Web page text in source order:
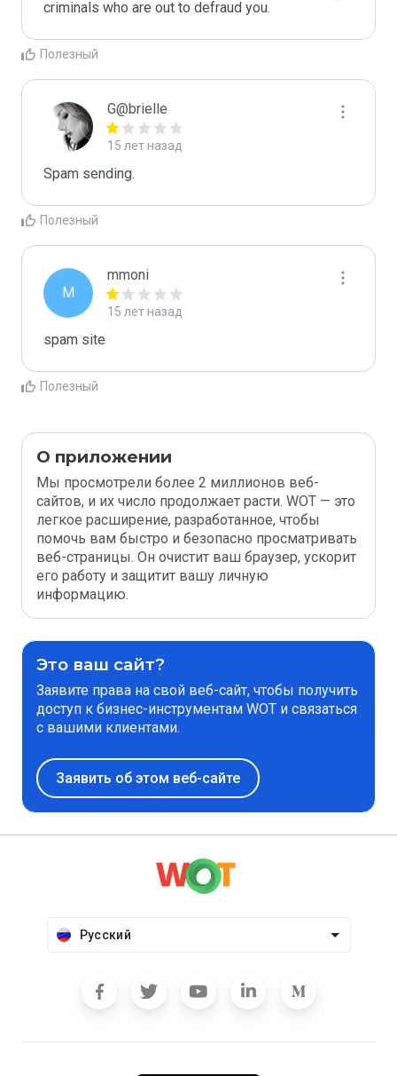
criminals who are out to defraud you.
Полезный
G@brielle
15 лет назад
Spam sending.
Полезный
M
mmoni
15 лет назад
spam site
Полезный
О приложении
Мы просмотрели более 2 миллионов веб-
сайтов, и их число продолжает расти. WOT — это
легкое расширение, разработанное, чтобы
помочь вам быстро и безопасно просматривать
веб-страницы. Он очистит ваш браузер, ускорит
его работу и защитит вашу личную
информацию.
Это ваш сайт?
Заявите права на свой веб-сайт, чтобы получить
доступ к бизнес-инструментам WOT и связаться
с вашими клиентами.
Заявить об этом веб-сайте
Русский